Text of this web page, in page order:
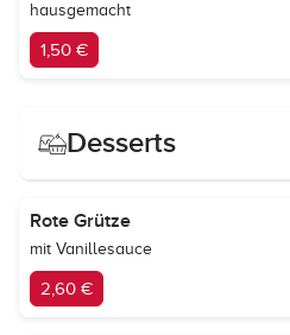
hausgemacht
1,50 €
Desserts
Rote Grütze
mit Vanillesauce
2,60 €